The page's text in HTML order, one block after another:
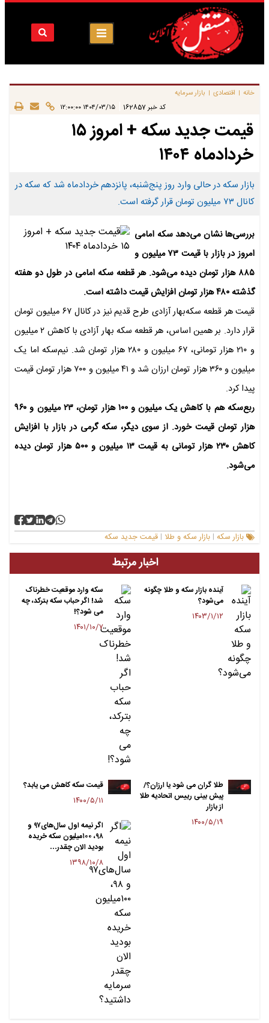
خانه | اقتصادی | بازار سرمایه
کد خبر 162857 ۱۴۰۴/۰۳/۱۵ ۱۲:۰۰:۰۰
قیمت جدید سکه + امروز ۱۵
خردادماه ۱۴۰۴
بازار سکه در حالی وارد روز پنج‌شنبه، پانزدهم خردادماه شد که سکه در
کانال ۷۳ میلیون تومان قرار گرفته است.
بررسی‌ها نشان می‌دهد سکه امامی
امروز در بازار با قیمت ۷۳ میلیون و
۸۸۵ هزار تومان دیده می‌شود. هر قطعه سکه امامی در طول دو هفته
گذشته ۴۸۰ هزار تومان افزایش قیمت داشته است.
قیمت هر قطعه سکه‌بهار آزادی طرح قدیم نیز در کانال ۶۷ میلیون تومان
قرار دارد. بر همین اساس، هر قطعه سکه بهار آزادی با کاهش ۲ میلیون
و ۲۱۰ هزار تومانی، ۶۷ میلیون و ۲۸۰ هزار تومان شد. نیم‌سکه اما یک
میلیون و ۳۶۰ هزار تومان ارزان شد و ۴۱ میلیون و ۷۰۰ هزار تومان قیمت
پیدا کرد.
ربع‌سکه هم با کاهش یک میلیون و ۱۰۰ هزار تومان، ۲۳ میلیون و ۹۶۰
هزار تومان قیمت خورد. از سوی دیگر، سکه گرمی در بازار با افزایش
کاهش ۲۳۰ هزار تومانی به قیمت ۱۳ میلیون و ۵۰۰ هزار تومان دیده
می‌شود.
بازار سکه | بازار سکه و طلا | قیمت جدید سکه
اخبار مرتبط
آینده بازار سکه و طلا چگونه
می‌شود؟
۱۴۰۳/۱/۱۲
سکه وارد موقعیت خطرناک
شد! اگر حباب سکه بترکد، چه
می شود؟!
۱۴۰۱/۱۰/۷
طلا گران می شود یا ارزان؟/
پیش بینی رییس اتحادیه طلا
از بازار
۱۴۰۰/۵/۱۹
قیمت سکه کاهش می یابد؟
۱۴۰۰/۵/۱۱
اگر نیمه اول سال‌های۹۷ و
۹۸، ۱۰۰میلیون سکه خریده
بودید الان چقدر…
۱۳۹۸/۱۰/۸